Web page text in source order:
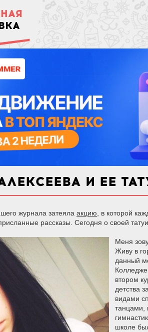
И ЕЕ
журнала затеяла акцию , в которой
рассказы. Сегодня о своей
Меня
Живу в
данный
втором
детства
видами
танцами,
школе